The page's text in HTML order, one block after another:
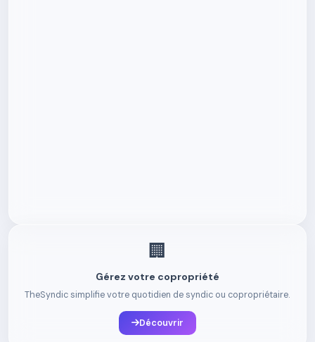
🏢
Gérez votre copropriété
TheSyndic simplifie votre quotidien de syndic ou copropriétaire.
Découvrir